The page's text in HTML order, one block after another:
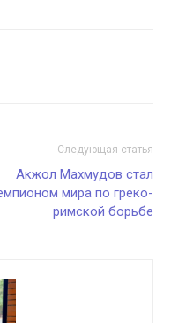
Следующая статья
Акжол Махмудов стал
мира по греко-
римской борьбе